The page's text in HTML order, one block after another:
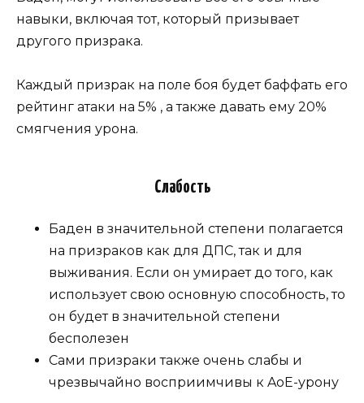
навыки, включая тот, который призывает
другого призрака.
Каждый призрак на поле боя будет баффать его
рейтинг атаки на 5% , а также давать ему 20%
смягчения урона.
Слабость
Баден в значительной степени полагается
на призраков как для ДПС, так и для
выживания. Если он умирает до того, как
использует свою основную способность, то
он будет в значительной степени
бесполезен
Сами призраки также очень слабы и
чрезвычайно восприимчивы к AoE-урону